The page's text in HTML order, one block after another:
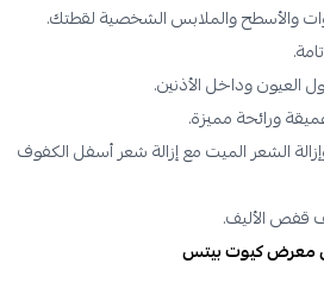
والأسطح والملابس الشخصية لقطتك.
العيون وداخل الأذنين.
ورائحة مميزة.
الشعر الميت مع إزالة شعر أسفل الكفوف
قفص الأليف.
معرض كيوت بيتس